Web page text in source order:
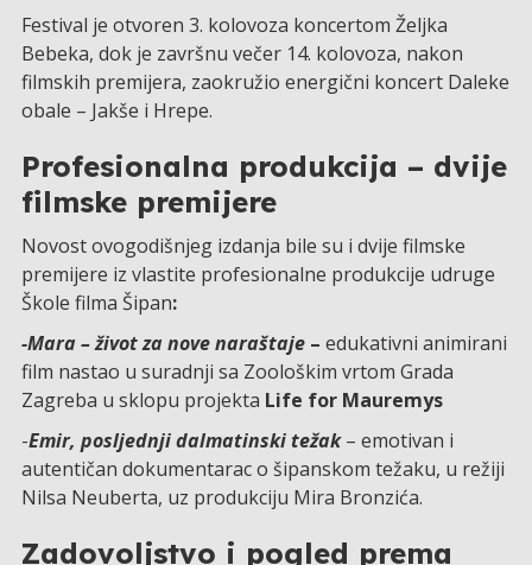
Festival je otvoren 3. kolovoza koncertom Željka
Bebeka, dok je završnu večer 14. kolovoza, nakon
filmskih premijera, zaokružio energični koncert Daleke
obale – Jakše i Hrepe.
Profesionalna produkcija – dvije
filmske premijere
Novost ovogodišnjeg izdanja bile su i dvije filmske
premijere iz vlastite profesionalne produkcije udruge
Škole filma Šipan:
-Mara – život za nove naraštaje– edukativni animirani
film nastao u suradnji sa Zoološkim vrtom Grada
Zagreba u sklopu projekta Life for Mauremys
-Emir, posljednji dalmatinski težak– emotivan i
autentičan dokumentarac o šipanskom težaku, u režiji
Nilsa Neuberta, uz produkciju Mira Bronzića.
Zadovoljstvo i pogled prema